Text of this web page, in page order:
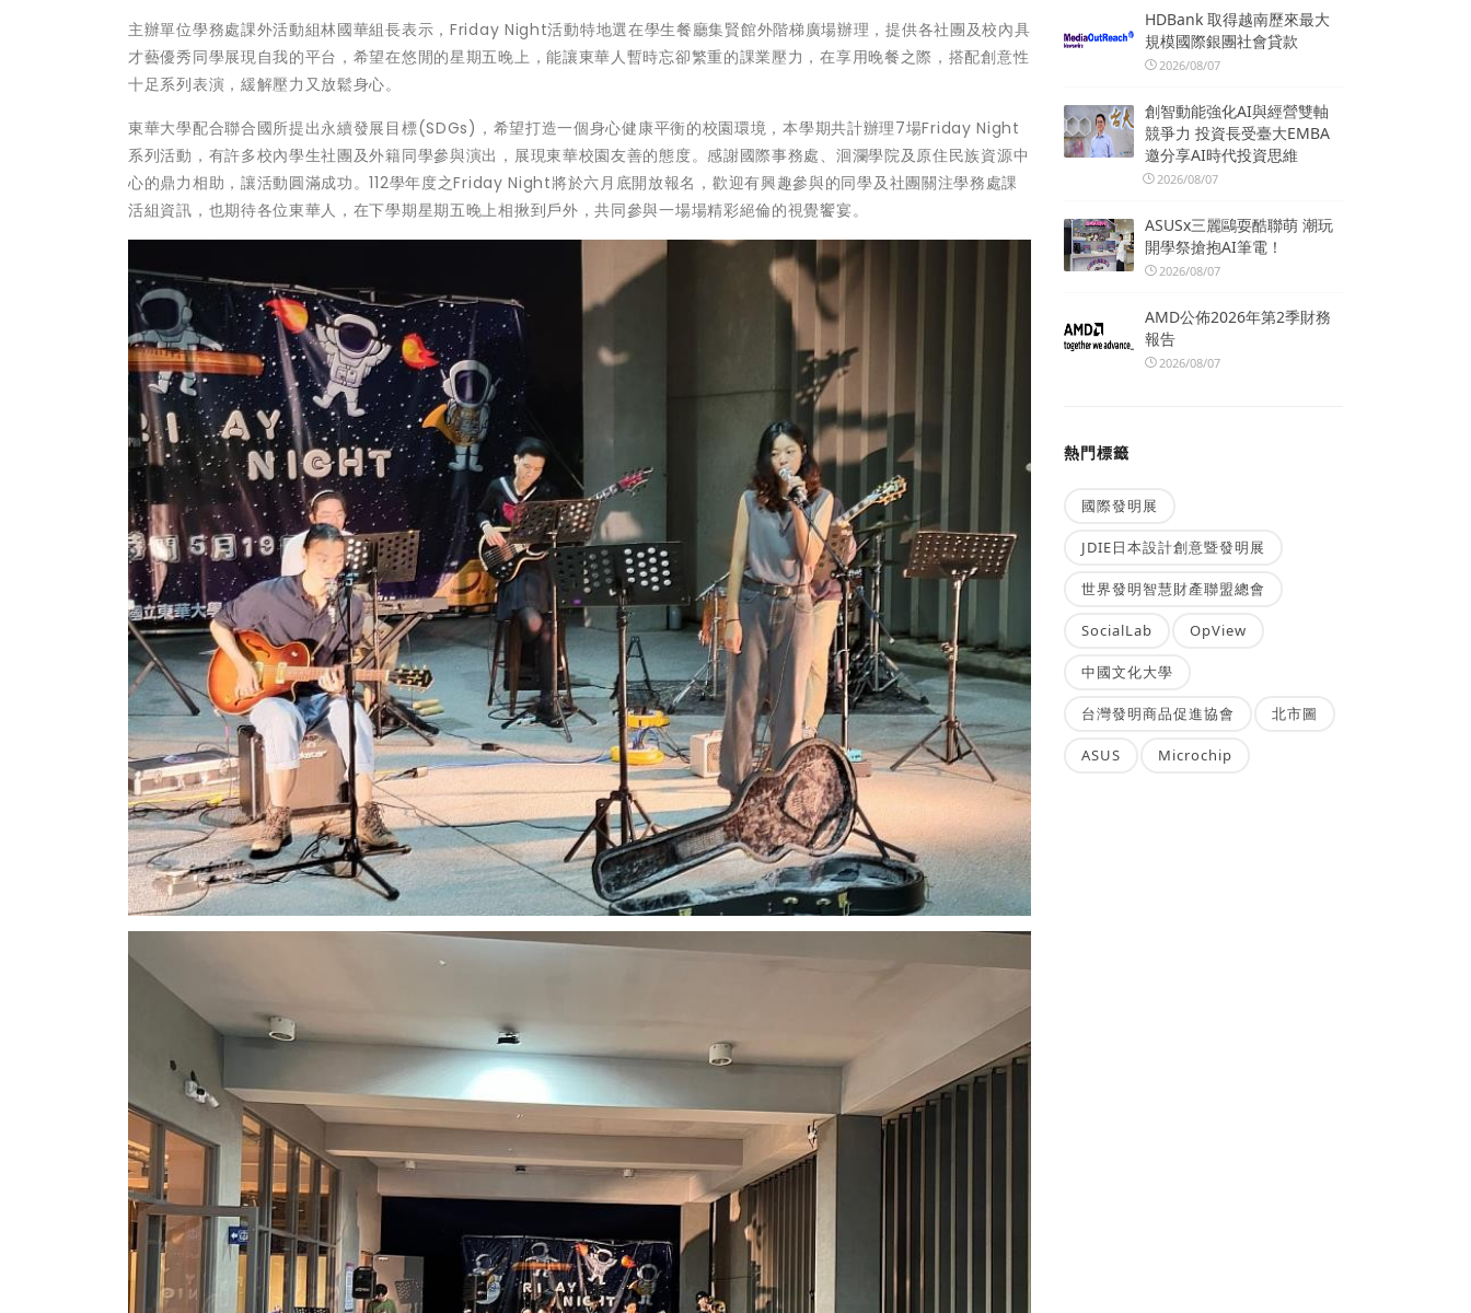
主辦單位學務處課外活動組林國華組長表示，Friday Night活動特地選在學生餐廳集賢館外階梯廣場辦理，提供各社團及校內具
才藝優秀同學展現自我的平台，希望在悠閒的星期五晚上，能讓東華人暫時忘卻繁重的課業壓力，在享用晚餐之際，搭配創意性
十足系列表演，緩解壓力又放鬆身心。
東華大學配合聯合國所提出永續發展目標(SDGs)，希望打造一個身心健康平衡的校園環境，本學期共計辦理7場Friday Night
系列活動，有許多校內學生社團及外籍同學參與演出，展現東華校園友善的態度。感謝國際事務處、洄瀾學院及原住民族資源中
心的鼎力相助，讓活動圓滿成功。112學年度之Friday Night將於六月底開放報名，歡迎有興趣參與的同學及社團關注學務處課
活組資訊，也期待各位東華人，在下學期星期五晚上相揪到戶外，共同參與一場場精彩絕倫的視覺饗宴。
HDBank 取得越南歷來最大
規模國際銀團社會貸款
2026/08/07
創智動能強化AI與經營雙軸
競爭力 投資長受臺大EMBA
邀分享AI時代投資思維
2026/08/07
ASUSx三麗鷗耍酷聯萌 潮玩
開學祭搶抱AI筆電！
2026/08/07
AMD公佈2026年第2季財務
報告
2026/08/07
熱門標籤
國際發明展
JDIE日本設計創意暨發明展
世界發明智慧財產聯盟總會
SocialLab OpView
中國文化大學
台灣發明商品促進協會 北市圖
ASUS Microchip